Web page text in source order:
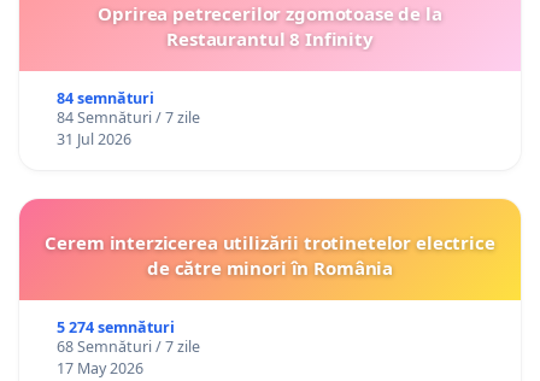
Oprirea petrecerilor zgomotoase de la
Restaurantul 8 Infinity
84 semnături
84 Semnături / 7 zile
31 Jul 2026
Cerem interzicerea utilizării trotinetelor electrice
de către minori în România
5 274 semnături
68 Semnături / 7 zile
17 May 2026